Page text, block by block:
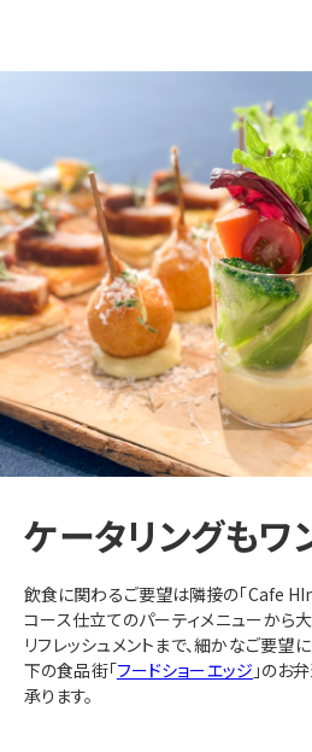
ケータリングもワ
飲食に関わるご要望は隣接の「Cafe
コース仕立てのパーティメニューから
リフレッシュメントまで、細かなご要望
下の食品街「フードショーエッジ 」のお
承ります。